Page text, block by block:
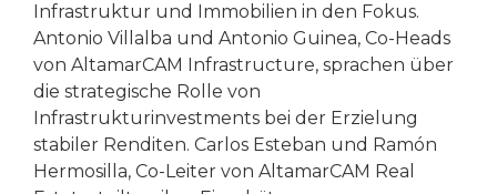
Infrastruktur und Immobilien in den Fokus.
Antonio Villalba und Antonio Guinea, Co-Heads
von AltamarCAM Infrastructure, sprachen über
die strategische Rolle von
Infrastrukturinvestments bei der Erzielung
stabiler Renditen. Carlos Esteban und Ramón
Hermosilla, Co-Leiter von AltamarCAM Real